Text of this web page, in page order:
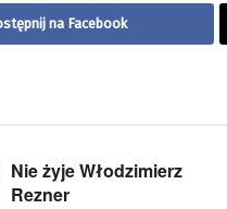
na Facebook
Nie żyje Włodzimierz
Rezner